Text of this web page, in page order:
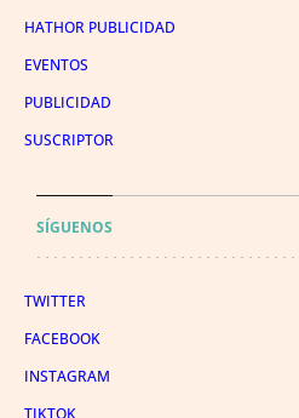
HATHOR PUBLICIDAD
EVENTOS
PUBLICIDAD
SUSCRIPTOR
SÍGUENOS
TWITTER
FACEBOOK
INSTAGRAM